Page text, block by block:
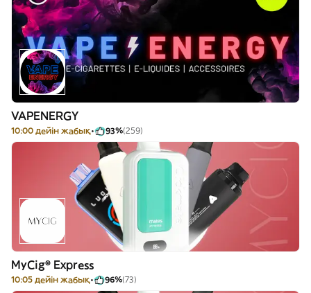
VAPENERGY
10:00 дейін жабық 93%(259)
MyCig® Express
10:05 дейін жабық 96%(73)